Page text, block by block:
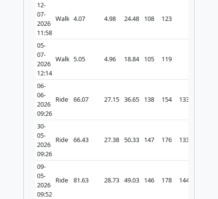
12-
07-
2026
11:58
Walk 4.07 4.98 24.48 108 123
05-
07-
2026
12:14
Walk 5.05 4.96 18.84 105 119
06-
06-
2026
09:26
Ride 66.07 27.15 36.65 138 154 133
30-
05-
2026
09:26
Ride 66.43 27.38 50.33 147 176 133
09-
05-
2026
09:52
Ride 81.63 28.73 49.03 146 178 144